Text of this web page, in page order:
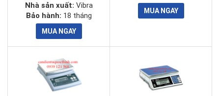
Nhà sản xuất: Vibra
Bảo hành: 18 tháng